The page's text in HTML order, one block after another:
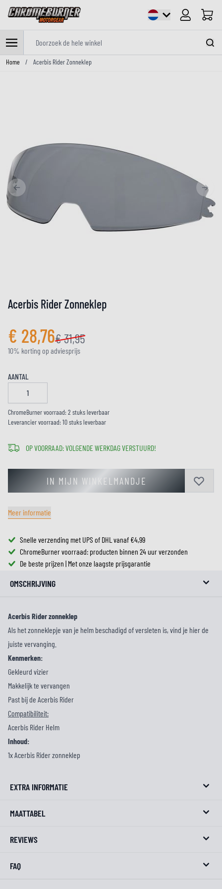
Cart
Ga naar de inhoud
Home / Acerbis Rider Zonneklep
Acerbis Rider Zonneklep
€ 28,76€ 31,95
10% korting op adviesprijs
AANTAL
ChromeBurner voorraad: 2 stuks leverbaar
Leverancier voorraad: 10 stuks leverbaar
OP VOORRAAD: VOLGENDE WERKDAG VERSTUURD!
IN MIJN WINKELMANDJE
Meer informatie
Snelle verzending met UPS of DHL vanaf €4,99
ChromeBurner voorraad: producten binnen 24 uur verzonden
De beste prijzen | Met onze laagste prijsgarantie
OMSCHRIJVING
Acerbis Rider zonneklep
Als het zonneklepje van je helm beschadigd of versleten is, vind je hier de
juiste vervanging.
Kenmerken:
Gekleurd vizier
Makkelijk te vervangen
Past bij de Acerbis Rider
Compatibiliteit:
Acerbis Rider Helm
Inhoud:
1x Acerbis Rider zonneklep
EXTRA INFORMATIE
MAATTABEL
REVIEWS
FAQ